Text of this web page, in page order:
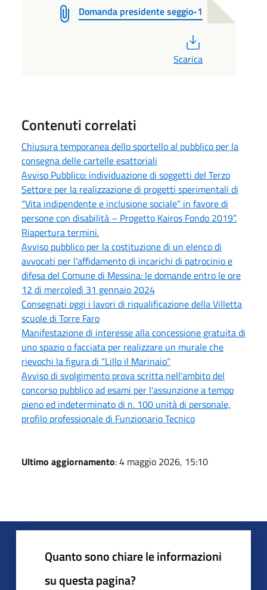
Domanda presidente seggio-1
Scarica
Contenuti correlati
Chiusura temporanea dello sportello al pubblico per la
consegna delle cartelle esattoriali
Avviso Pubblico: individuazione di soggetti del Terzo
Settore per la realizzazione di progetti sperimentali di
“Vita indipendente e inclusione sociale” in favore di
persone con disabilità – Progetto Kairos Fondo 2019”.
Riapertura termini.
Avviso pubblico per la costituzione di un elenco di
avvocati per l'affidamento di incarichi di patrocinio e
difesa del Comune di Messina: le domande entro le ore
12 di mercoledì 31 gennaio 2024
Consegnati oggi i lavori di riqualificazione della Villetta
scuole di Torre Faro
Manifestazione di interesse alla concessione gratuita di
uno spazio o facciata per realizzare un murale che
rievochi la figura di “Lillo il Marinaio”
Avviso di svolgimento prova scritta nell'ambito del
concorso pubblico ad esami per l'assunzione a tempo
pieno ed indeterminato di n. 100 unità di personale,
profilo professionale di Funzionario Tecnico
Ultimo aggiornamento: 4 maggio 2026, 15:10
Quanto sono chiare le informazioni
su questa pagina?